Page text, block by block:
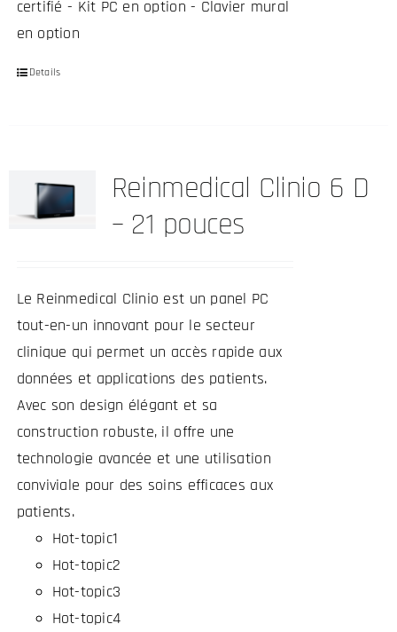
certifié - Kit PC en option - Clavier mural
en option
Ce
variations.
Les
être
choisies
sur
la
page
produit
Details
Reinmedical Clinio 6 D
– 21 pouces
Le Reinmedical Clinio est un panel PC
tout-en-un innovant pour le secteur
clinique qui permet un accès rapide aux
données et applications des patients.
Avec son design élégant et sa
construction robuste, il offre une
technologie avancée et une utilisation
conviviale pour des soins efficaces aux
patients.
Hot-topic1
Hot-topic2
Hot-topic3
Hot-topic4